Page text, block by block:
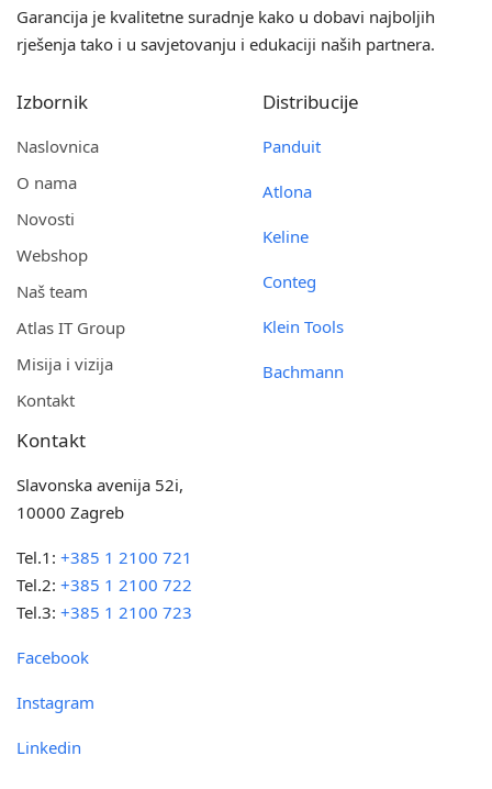
Garancija je kvalitetne suradnje kako u dobavi najboljih
rješenja tako i u savjetovanju i edukaciji naših partnera.
Izbornik
Naslovnica
O nama
Novosti
Webshop
Naš team
Atlas IT Group
Misija i vizija
Kontakt
Distribucije
Panduit
Atlona
Keline
Conteg
Klein Tools
Bachmann
Kontakt
Slavonska avenija 52i,
10000 Zagreb
Tel.1:+385 1 2100 721
Tel.2:+385 1 2100 722
Tel.3:+385 1 2100 723
Facebook
Instagram
Linkedin